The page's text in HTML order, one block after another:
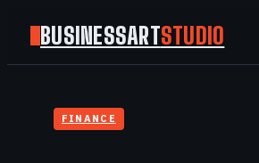
BUSINESSARTSTUDIO
FINANCE